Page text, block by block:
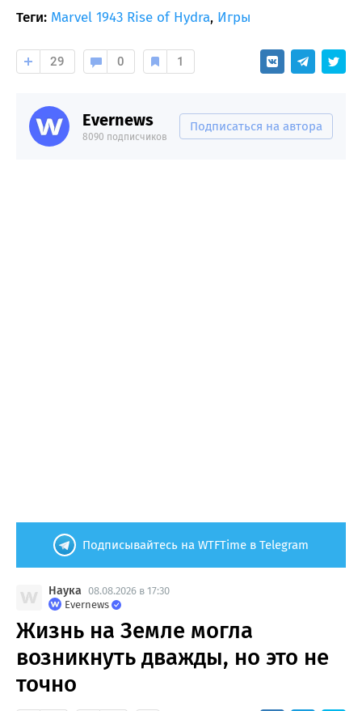
Теги: Marvel 1943 Rise of Hydra, Игры
29 0 1
Evernews
8090 подписчиков
Подписаться на автора
Подписывайтесь на WTFTime в Telegram
Наука 08.08.2026 в 17:30
Evernews
Жизнь на Земле могла
возникнуть дважды, но это не
точно